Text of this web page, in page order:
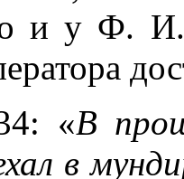
и у Ф. И.
«В
в